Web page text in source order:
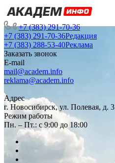
+7 (383) 291-70-36
+7 (383) 291-70-36Редакция
+7 (383) 288-53-40Реклама
Заказать звонок
E-mail
mail@academ.info
reklama@academ.info
Адрес
г. Новосибирск, ул. Полевая, д. 3
Режим работы
Пн. – Пт.: с 9:00 до 18:00